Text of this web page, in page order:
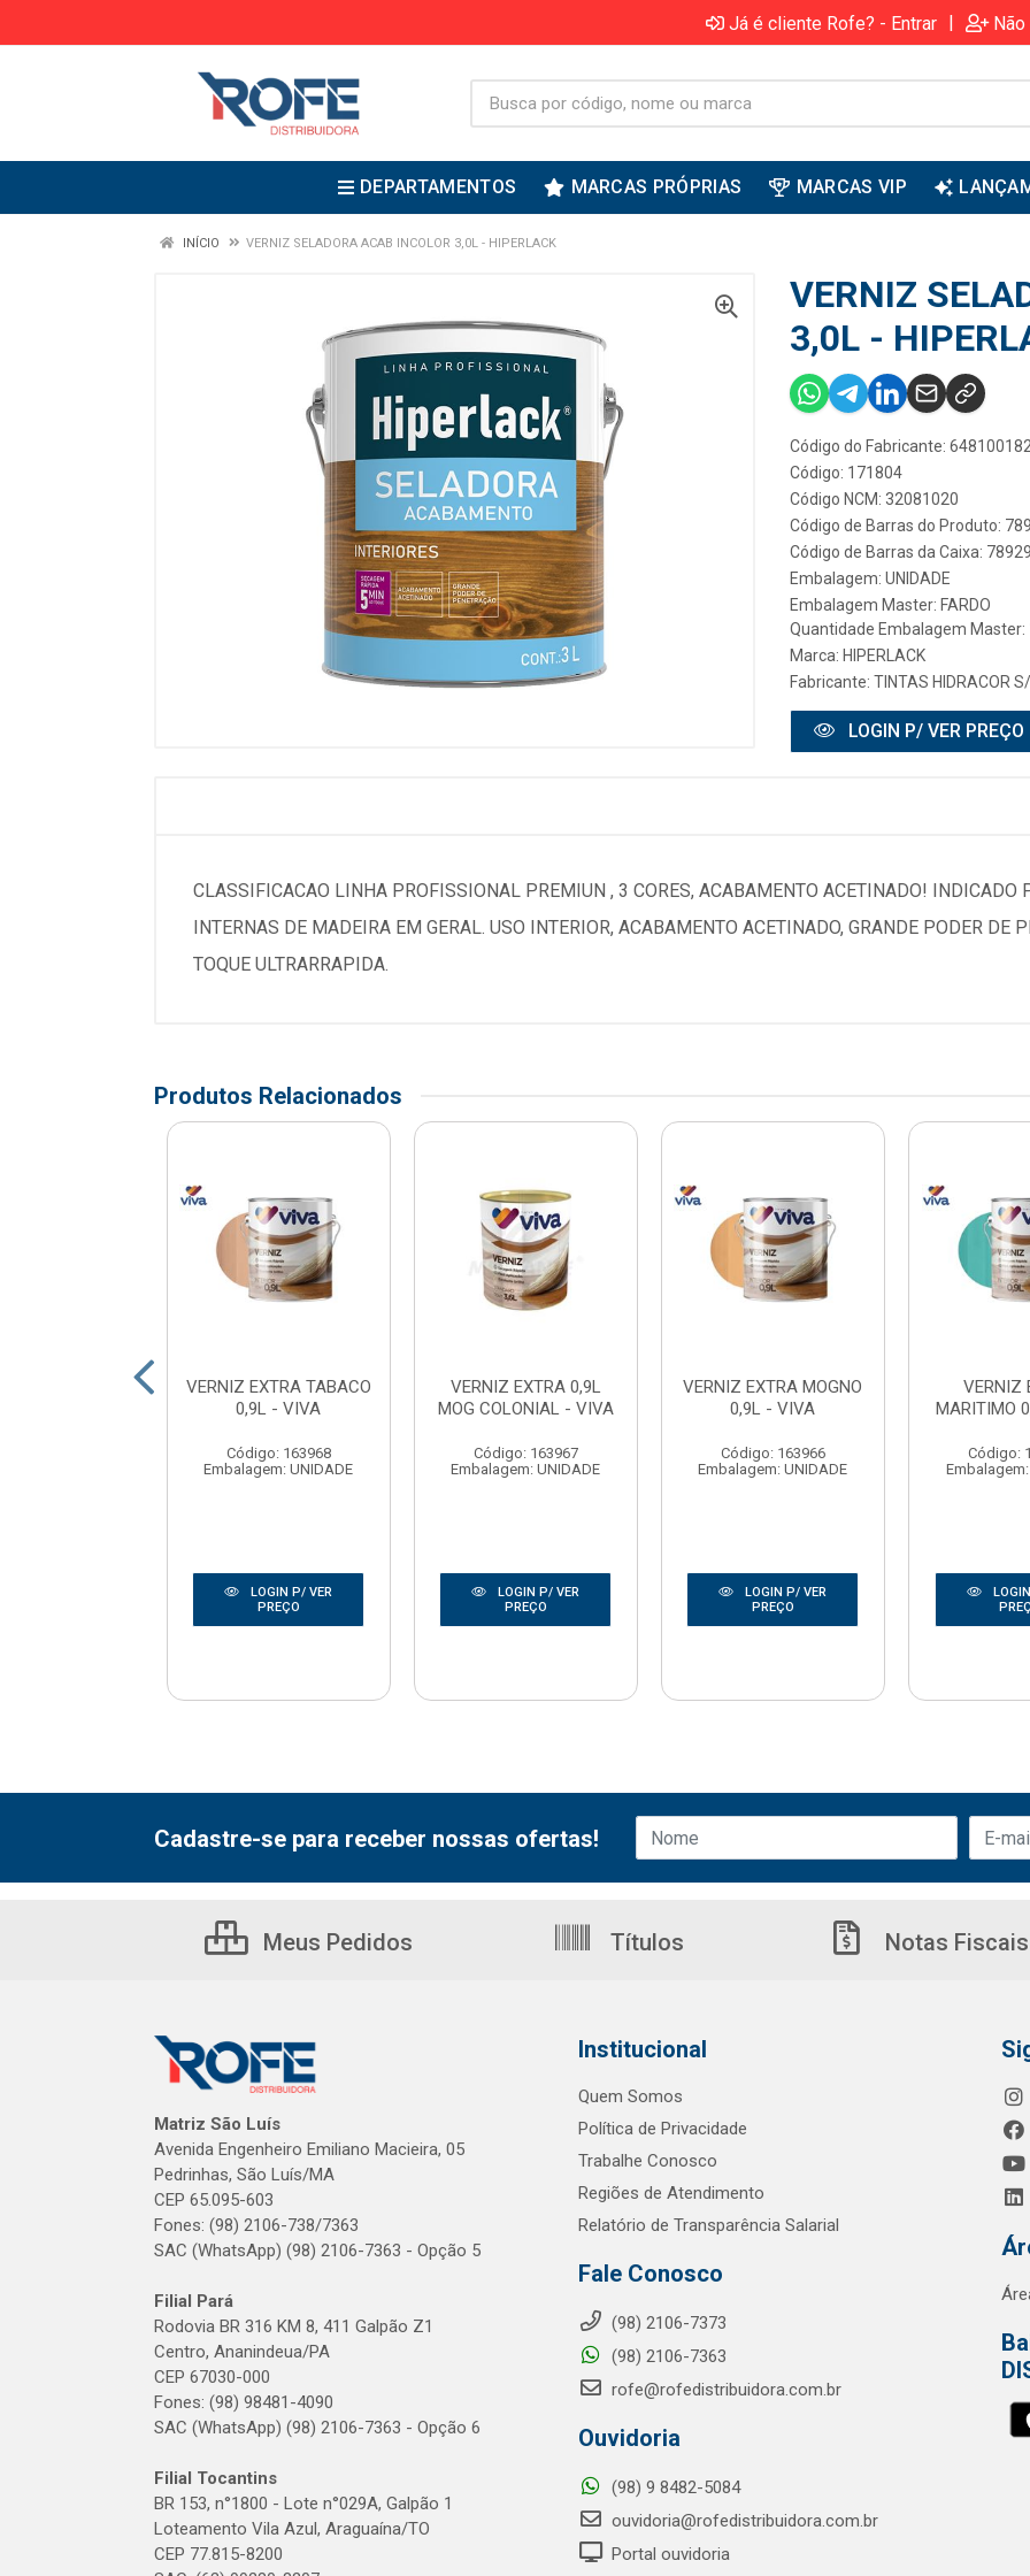
Já é cliente Rofe? - Entrar |
DEPARTAMENTOS MARCAS PRÓPRIAS MARCAS VIP
INÍCIO VERNIZ SELADORA ACAB INCOLOR 3,0L - HIPERLACK
VERNIZ
3,0L -
Código do Fabricante:
Código: 171804
Código NCM: 32081020
Código de Barras do Produto:
Código de Barras da Caixa:
Embalagem: UNIDADE
Embalagem Master: FARDO
Quantidade Embalagem Master:
Marca: HIPERLACK
Fabricante: TINTAS HIDRACOR
LOGIN P/ VER PREÇO
CLASSIFICACAO LINHA PROFISSIONAL PREMIUN , 3 CORES, ACABAMENTO ACETINADO! INDICADO
INTERNAS DE MADEIRA EM GERAL. USO INTERIOR, ACABAMENTO ACETINADO, GRANDE PODER DE
TOQUE ULTRARRAPIDA.
Produtos Relacionados
VERNIZ EXTRA TABACO
0,9L - VIVA
Código: 163968
Embalagem: UNIDADE
LOGIN P/ VER
PREÇO
VERNIZ EXTRA 0,9L
MOG COLONIAL - VIVA
Código: 163967
Embalagem: UNIDADE
LOGIN P/ VER
PREÇO
VERNIZ EXTRA MOGNO
0,9L - VIVA
Código: 163966
Embalagem: UNIDADE
LOGIN P/ VER
PREÇO
VERNIZ
MARITIMO
Código:
Cadastre-se para receber nossas ofertas!
Meus Pedidos Títulos Notas Fiscais
Matriz São Luís
Avenida Engenheiro Emiliano Macieira, 05
Pedrinhas, São Luís/MA
CEP 65.095-603
Fones: (98) 2106-738/7363
SAC (WhatsApp) (98) 2106-7363 - Opção 5
Filial Pará
Rodovia BR 316 KM 8, 411 Galpão Z1
Centro, Ananindeua/PA
CEP 67030-000
Fones: (98) 98481-4090
SAC (WhatsApp) (98) 2106-7363 - Opção 6
Filial Tocantins
BR 153, n°1800 - Lote n°029A, Galpão 1
Loteamento Vila Azul, Araguaína/TO
CEP 77.815-8200
Institucional
Quem Somos
Política de Privacidade
Trabalhe Conosco
Regiões de Atendimento
Relatório de Transparência Salarial
Fale Conosco
(98) 2106-7373
(98) 2106-7363
rofe@rofedistribuidora.com.br
Ouvidoria
(98) 9 8482-5084
ouvidoria@rofedistribuidora.com.br
Portal ouvidoria